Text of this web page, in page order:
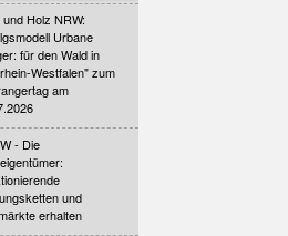
und Holz NRW:
Urbane
für den Wald in
Westfalen" zum
am
- Die
und
erhalten